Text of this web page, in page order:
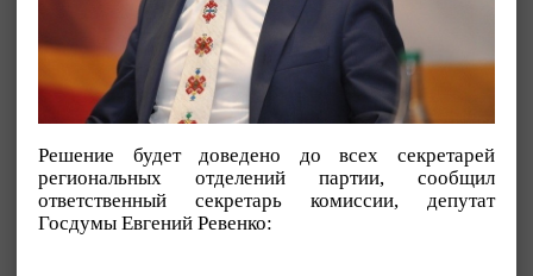
Решение будет доведено до всех секретарей
региональных отделений партии, сообщил
ответственный секретарь комиссии, депутат
Госдумы Евгений Ревенко: